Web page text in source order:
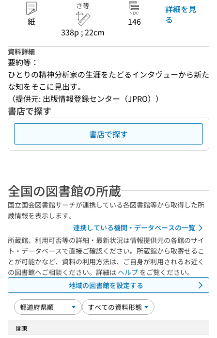
紙
さ等
338p ; 22cm
146
詳細を見
る
資料詳細
要約等：
ひとりの精神分析家の生涯をたどるインタヴューから新た
な知をそこに見出す。
（提供元: 出版情報登録センター（JPRO））
書店で探す
書店で探す
全国の図書館の所蔵
国立国会図書館サーチが連携している各図書館等から取得した所
蔵情報を表示します。
連携している機関・データベースの一覧
所蔵館、利用可否等の詳細・最新状況は情報提供元の各館のサイ
ト・データベースで直接ご確認ください。所蔵館から取寄せるこ
とが可能かなど、資料の利用方法は、ご自身が利用されるお近く
の図書館へご相談ください。詳細は ヘルプ をご覧ください。
地域の図書館を設定する
関東